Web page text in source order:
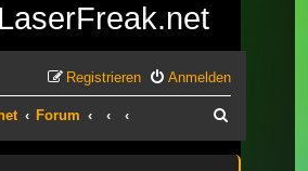
Anmelden
Registrieren
Forum